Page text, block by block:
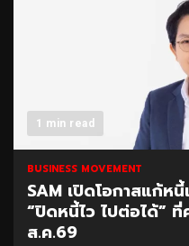
1 min read
BUSINESS MOVEMENT
SAM เปิดโอกาสแก้ห
“ปิดหนี้ไว ไปต่อได้”
ส.ค.69